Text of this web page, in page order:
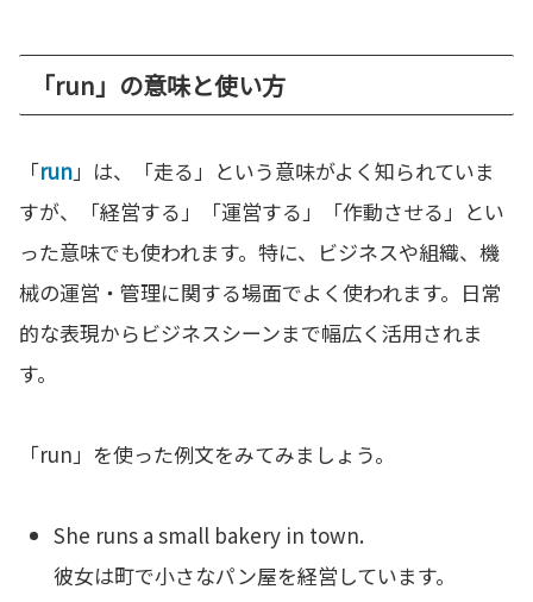
「run」の意味と使い方
「run」は、「走る」という意味がよく知られていま
すが、「経営する」「運営する」「作動させる」とい
った意味でも使われます。特に、ビジネスや組織、機
械の運営・管理に関する場面でよく使われます。日常
的な表現からビジネスシーンまで幅広く活用されま
す。
「run」を使った例文をみてみましょう。
She runs a small bakery in town.
彼女は町で小さなパン屋を経営しています。